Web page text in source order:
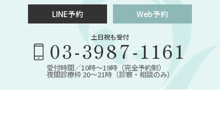
LINE予約 Web予約
土日祝も受付
03-3987-1161
受付時間／10時～19時（完全予約制）
夜間診療枠 20～21時（診察・相談のみ）